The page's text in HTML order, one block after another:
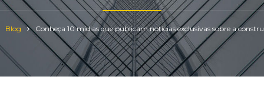
Blog Conheça 10 mídias que publicam notícias ​exclusivas sobre​ ​a